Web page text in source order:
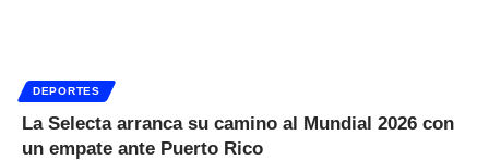
DEPORTES
La Selecta arranca su camino al Mundial 2026 con
un empate ante Puerto Rico